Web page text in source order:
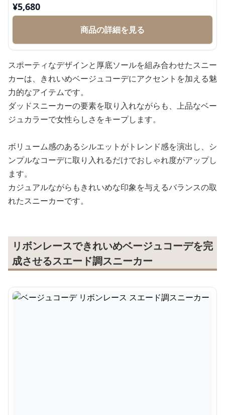
¥5,680
商品の詳細を見る
スポーティなデザインと厚底ソールを組み合わせたスニー
カーは、きれいめベージュコーデにアクセントを加える魅
力的なアイテムです。
ダッドスニーカーの要素を取り入れながらも、上品なベー
ジュカラーで女性らしさをキープします。
ボリューム感のあるシルエットがトレンド感を演出し、シ
ンプルなコーデに取り入れるだけでおしゃれ度がアップし
ます。
カジュアルながらもきれいめな印象を与えるバランスの取
れたスニーカーです。
リボンレースできれいめベージュコーデを完
成させるスエード調スニーカー